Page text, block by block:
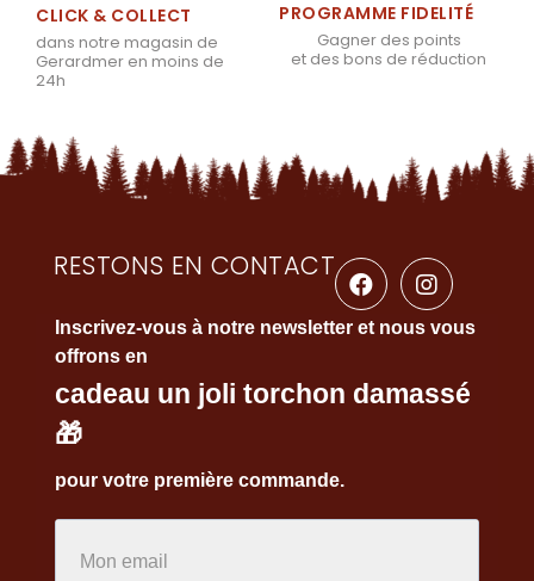
CLICK & COLLECT
dans notre magasin de
Gerardmer en moins de
24h
PROGRAMME FIDELITÉ
Gagner des points
et des bons de réduction
RESTONS EN CONTACT
Inscrivez-vous à notre newsletter et nous vous
offrons en
cadeau un joli torchon damassé
🎁
pour votre première commande.